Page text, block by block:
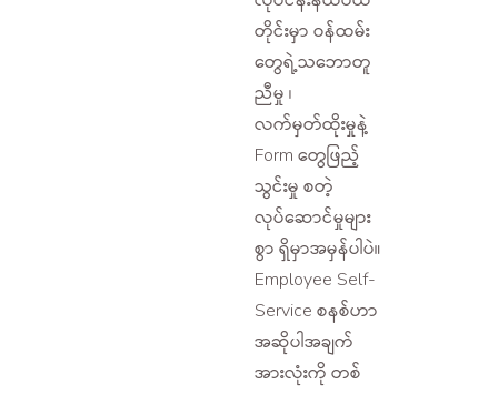
တိုင်းမှာ ဝန်ထမ်း
တွေရဲ့သဘောတူ
ညီမှု ၊
လက်မှတ်ထိုးမှုနဲ့
Form တွေဖြည့်
သွင်းမှု စတဲ့
လုပ်ဆောင်မှုများ
စွာ ရှိမှာအမှန်ပါပဲ။
Employee Self-
Service စနစ်ဟာ
အဆိုပါအချက်
အားလုံးကို တစ်